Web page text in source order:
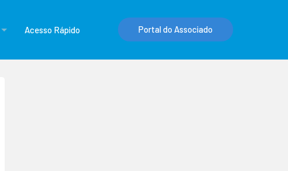
Acesso Rápido Portal do Associado